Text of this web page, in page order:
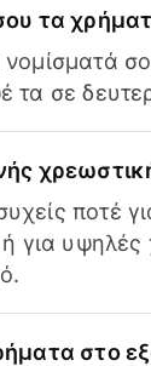
τα
τα σε
ποτέ
ή για
στο